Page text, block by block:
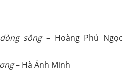
sông– Hoàng Phủ Ngọc
– Hà Ánh Minh